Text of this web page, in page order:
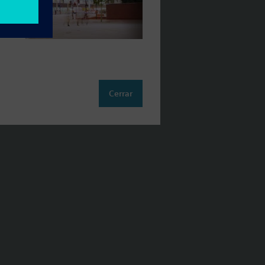
Cerrar